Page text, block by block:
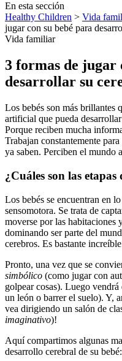
En esta sección
Healthy Children > Vida
jugar con su bebé para
Vida familiar
3 formas de jugar
desarrollar su
​Los bebés son más brillantes
artificial que pueda
Porque reciben mucha
Trabajan constantemente
ya saben. Perciben el mundo
¿Cuáles son las etapas
Los bebés se encuentran en
sensomotora. Se trata de
moverse por las habitaciones
dominando ser parte del
cerebros. Es bastante
Pronto, una vez que se
simbólico (como jugar con
golpear cosas). Luego vendrá
un león o barrer el suelo). Y,
vea dirigiendo un salón de
imaginativo)!
Aquí compartimos algunas
desarrollo cerebral de su bebé: